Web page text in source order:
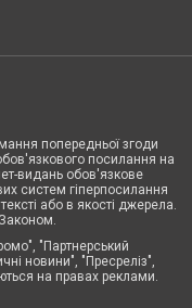
попередньої згоди
посилання на
видань обов'язкове
систем гіперпосилання
або в якості джерела.
"Партнерський
новини", "Пресреліз",
на правах реклами.